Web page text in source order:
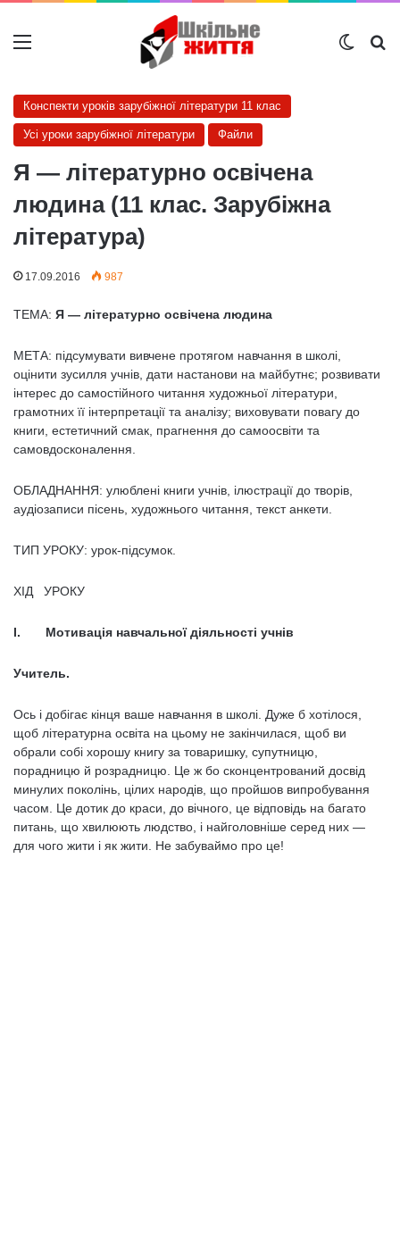
Меню
Конспекти уроків зарубіжної літератури 11 клас
Усі уроки зарубіжної літератури Файли
Я — літературно освічена
людина (11 клас. Зарубіжна
література)
17.09.2016 987
ТЕМА: Я — літературно освічена людина
МЕТА: підсумувати вивчене протягом навчання в школі,
оцінити зусилля учнів, дати настанови на майбутнє; розвивати
інтерес до самостійного читання художньої літератури,
грамотних її інтерпретації та аналізу; виховувати повагу до
книги, естетичний смак, праг­нення до самоосвіти та
самовдосконалення.
ОБЛАДНАННЯ: улюблені книги учнів, ілюстрації до творів,
аудіозаписи пісень, художнього читання, текст анкети.
ТИП УРОКУ: урок-підсумок.
ХІД УРОКУ
І. Мотивація навчальної діяльності учнів
Учитель.
Ось і добігає кінця ваше навчання в школі. Дуже б хотілося,
щоб літературна освіта на цьому не закінчилася, щоб ви
обрали собі хорошу книгу за товаришку, супутницю,
порадницю й розрадницю. Це ж бо сконцентрований досвід
минулих поколінь, цілих народів, що пройшов випробування
часом. Це дотик до кра­си, до вічного, це відповідь на багато
питань, що хвилюють люд­ство, і найголовніше серед них —
для чого жити і як жити. Не за­буваймо про це!